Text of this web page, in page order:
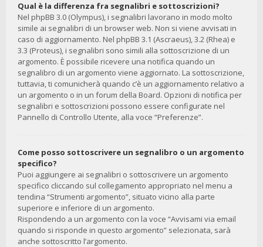
Qual è la differenza fra segnalibri e sottoscrizioni?
Nel phpBB 3.0 (Olympus), i segnalibri lavorano in modo molto
simile ai segnalibri di un browser web. Non si viene avvisati in
caso di aggiornamento. Nel phpBB 3.1 (Ascraeus), 3.2 (Rhea) e
3.3 (Proteus), i segnalibri sono simili alla sottoscrizione di un
argomento. È possibile ricevere una notifica quando un
segnalibro di un argomento viene aggiornato. La sottoscrizione,
tuttavia, ti comunicherà quando c’è un aggiornamento relativo a
un argomento o in un forum della Board. Opzioni di notifica per
segnalibri e sottoscrizioni possono essere configurate nel
Pannello di Controllo Utente, alla voce “Preferenze”.
Come posso sottoscrivere un segnalibro o un argomento
specifico?
Puoi aggiungere ai segnalibri o sottoscrivere un argomento
specifico cliccando sul collegamento appropriato nel menu a
tendina “Strumenti argomento”, situato vicino alla parte
superiore e inferiore di un argomento.
Rispondendo a un argomento con la voce “Avvisami via email
quando si risponde in questo argomento” selezionata, sarà
anche sottoscritto l’argomento.